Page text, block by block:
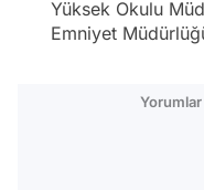
Yüksek Okulu
Emniyet
Yorumlar